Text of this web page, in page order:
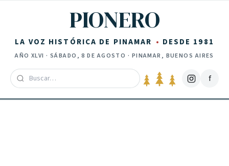
PIONERO
LA VOZ HISTÓRICA DE PINAMAR DESDE 1981
AÑO XLVI · SÁBADO, 8 DE AGOSTO · PINAMAR, BUENOS AIRES
f